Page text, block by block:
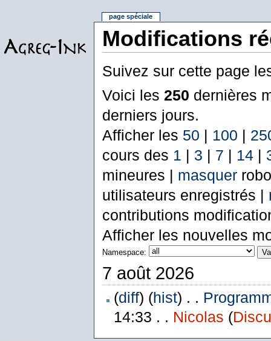
Modifications
Suivez sur cette page
Voici les 250 dernières
derniers jours.
Afficher les 50 | 100 |
cours des 1 | 3 | 7 | 14|
mineures | masquer
utilisateurs enregistrés |
contributions
Afficher les nouvelles
Namespace:
7 août 2026
(diff) (hist) . .
14:33 . . Nicolas (
page spéciale